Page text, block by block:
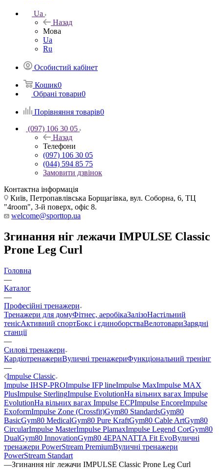
Ua
Назад
Мова
Ua
Ru
Особистий кабінет
Кошик0
Обрані товари0
Порівняння товарів0
(097) 106 30 05
Назад
Телефони
(097) 106 30 05
(044) 594 85 75
Замовити дзвінок
Контактна інформація
Київ, Петропавлівська Борщагівка, вул. Соборна, 6, ТЦ
"4room", 3-й поверх, офіс 8.
welcome@sporttop.ua
Згинання ніг лежачи IMPULSE Classic
Prone Leg Curl
Головна
—
Каталог
—
Професійні тренажери
Тренажери для домуФітнес, аеробікаЗалізоНастільний
тенісАктивний спортБокс і єдиноборстваВелотовариЗарядні
станції
—
Силові тренажери
КардіотренажериВуличні тренажериФункціональний тренінг
—
Impulse Classic
Impulse IHSP-PROImpulse IFP lineImpulse MaxImpulse MAX
PlusImpulse SterlingImpulse EvolutionНа вільних вагах Impulse
EvolutionНа вільних вагах Impulse ECPImpulse EncoreImpulse
ExoformImpulse Zone (Crossfit)Gym80 StandardsGym80
BasicGym80 MedicalGym80 Pure KraftGym80 Cable ArtGym80
CircularImpulse MasterImpulse PlamaxImpulse Legend CorGym80
DualGym80 InnovationGym80 4EPANATTA Fit EvoВуличні
тренажери PowerStream PremiumВуличні тренажери
PowerStream Standart
—Згинання ніг лежачи IMPULSE Classic Prone Leg Curl